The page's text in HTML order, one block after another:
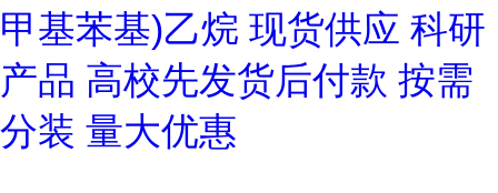
甲基苯基)乙烷 现货供应 科研
产品 高校先发货后付款 按需
分装 量大优惠